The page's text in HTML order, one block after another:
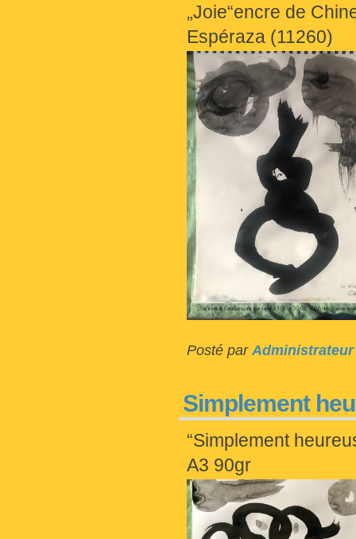
„Joie“encre de
Espéraza (11260)
Posté par Administrateur
Simplement
“Simplement
A3 90gr